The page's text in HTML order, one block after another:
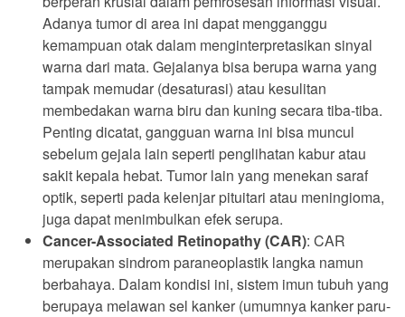
Adanya tumor di area ini dapat mengganggu
kemampuan otak dalam menginterpretasikan sinyal
warna dari mata. Gejalanya bisa berupa warna yang
tampak memudar (desaturasi) atau kesulitan
membedakan warna biru dan kuning secara tiba-tiba.
Penting dicatat, gangguan warna ini bisa muncul
sebelum gejala lain seperti penglihatan kabur atau
sakit kepala hebat. Tumor lain yang menekan saraf
optik, seperti pada kelenjar pituitari atau meningioma,
juga dapat menimbulkan efek serupa.
Cancer-Associated Retinopathy (CAR): CAR
merupakan sindrom paraneoplastik langka namun
berbahaya. Dalam kondisi ini, sistem imun tubuh yang
berupaya melawan sel kanker (umumnya kanker paru-